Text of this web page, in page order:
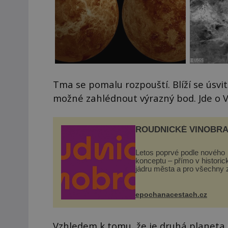
Tma se pomalu rozpouští. Blíží se
možné zahlédnout výrazný bod. Jde o
ROUDNICKÉ
Letos poprvé podle nového
konceptu – přímo v
jádru města a pro všechny
náměstí. Návštěvníci se
těšit na víno, burčák, pes...
epochanacestach.cz